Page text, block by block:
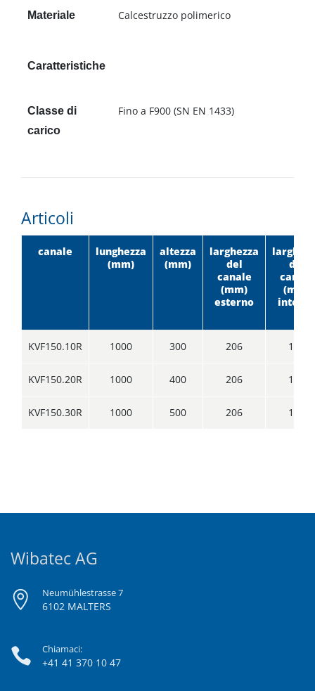
Materiale Calcestruzzo polimerico
Caratteristiche
Classe di
carico
Fino a F900 (SN EN 1433)
Articoli
canale
lunghezza
(mm)
altezza
(mm)
larghezza
del
canale
(mm)
esterno
del
canale
(mm)
interno
KVF150.10R 1000 300 206 150
KVF150.20R 1000 400 206 150
KVF150.30R 1000 500 206 150
Wibatec AG
Neumühlestrasse 7
6102 MALTERS
Chiamaci:
+41 41 370 10 47